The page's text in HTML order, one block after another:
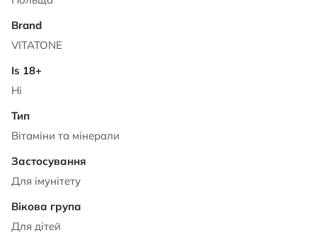
VITATONE
Ні
Вітаміни та мінерали
Для імунітету
Для дітей